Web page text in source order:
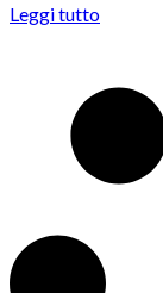
Leggi tutto